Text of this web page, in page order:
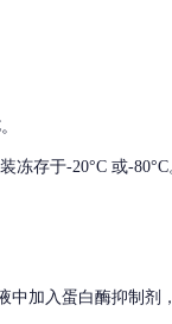
冻存于-20°C 或-
加入蛋白酶抑制剂